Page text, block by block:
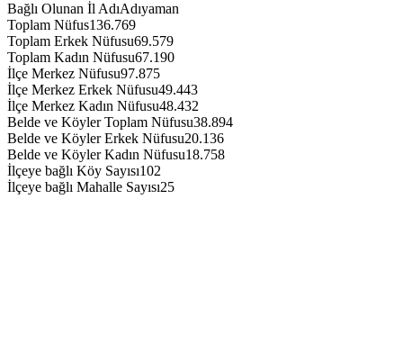
Bağlı Olunan İl AdıAdıyaman
Toplam Nüfus136.769
Toplam Erkek Nüfusu69.579
Toplam Kadın Nüfusu67.190
İlçe Merkez Nüfusu97.875
İlçe Merkez Erkek Nüfusu49.443
İlçe Merkez Kadın Nüfusu48.432
Belde ve Köyler Toplam Nüfusu38.894
Belde ve Köyler Erkek Nüfusu20.136
Belde ve Köyler Kadın Nüfusu18.758
İlçeye bağlı Köy Sayısı102
İlçeye bağlı Mahalle Sayısı25